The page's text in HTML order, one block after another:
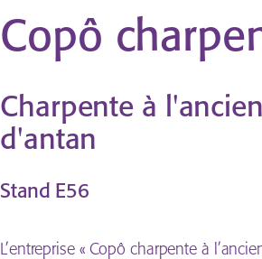
Copô
Charpente à
d'antan
Stand E56
L’entreprise « Copô charpente à